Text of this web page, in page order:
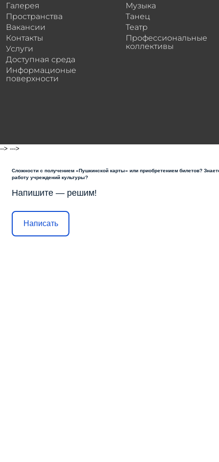
Галерея
Пространства
Вакансии
Контакты
Услуги
Доступная среда
Информационые
поверхности
Музыка
Танец
Театр
Профессиональные
коллективы
--> --->
Сложности с получением «Пушкинской карты» или приобретением билетов?
работу учреждений культуры?
Напишите — решим!
Написать